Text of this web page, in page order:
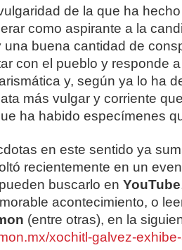
de la que ha
como aspirante a la
una buena cantidad de
con el pueblo y responde
y, según ya lo ha
más vulgar y corriente
ha habido especímenes
en este sentido ya
recientemente en un
buscarlo en YouTube
acontecimiento, o
(entre otras), en la
xochitl-galvez-